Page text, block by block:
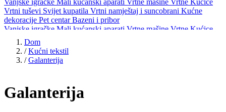
Vanjske igračke Mali kućanski aparati Vrtne mašine Vrtne Kućice
Vrtni tuševi Svijet kupatila Vrtni namještaj i suncobrani Kućne
dekoracije Pet centarBazeni i pribor
Vanjske igračke Mali kućanski aparati Vrtne mašine Vrtne Kućice
Vrtni tuševi
dekoracijePet centar
Dom
/ Kućni tekstil
/ Galanterija
Galanterija